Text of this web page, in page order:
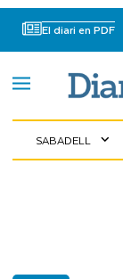
El diari en PDF
SABADELL expand_more